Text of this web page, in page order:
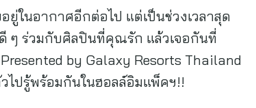
ยู่ในอากาศอีกต่อไป แต่เป็นช่วงเวลาสุด
ๆ ร่วมกับศิลปินที่คุณรัก แล้วเจอกันที่
by Galaxy Resorts Thailand
ไปรู้พร้อมกันในฮอลล์อิมแพ็คฯ!!